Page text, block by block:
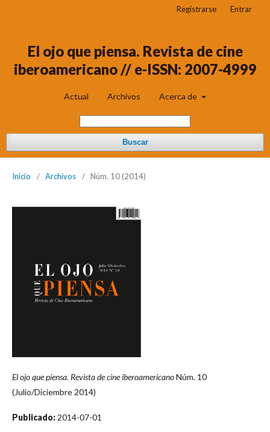
El ojo que piensa. Revista de cine
iberoamericano // e-ISSN: 2007-4999
Actual Archivos Acerca de
Buscar
Registrarse Entrar
Inicio / Archivos / Núm. 10 (2014)
El ojo que piensa. Revista de cine iberoamericanoNúm. 10
(Julio/Diciembre 2014)
Publicado: 2014-07-01